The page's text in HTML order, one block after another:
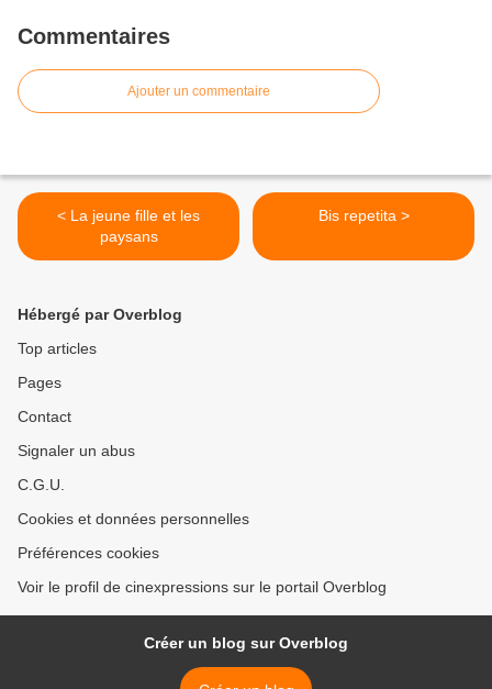
Commentaires
Ajouter un commentaire
< La jeune fille et les
paysans
Bis repetita >
Hébergé par Overblog
Top articles
Pages
Contact
Signaler un abus
C.G.U.
Cookies et données personnelles
Préférences cookies
Voir le profil de cinexpressions sur le portail Overblog
Créer un blog sur Overblog